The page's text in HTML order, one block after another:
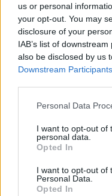
us or personal
your opt-out. You may
disclosure of your
IAB’s list of
also be disclosed by us
Downstream Participants
Personal Data
I want to opt-out of
personal data.
Opted In
I want to opt-out of
Personal Data.
Opted In